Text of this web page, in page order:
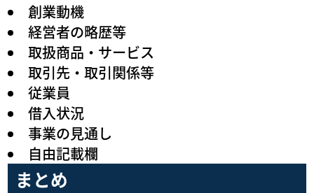
創業動機
経営者の略歴等
取扱商品・サービス
取引先・取引関係等
従業員
借入状況
事業の見通し
自由記載欄
まとめ